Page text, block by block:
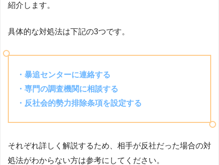
紹介します。
具体的な対処法は下記の3つです。
・ 暴追センターに連絡する
・専門の調査機関に相談する
・反社会的勢力排除条項を設定する
それぞれ詳しく解説するため、相手が反社だった場合の対
処法がわからない方は参考にしてください。